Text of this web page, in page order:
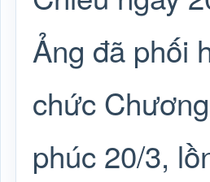
Ảng đã phối
chức
phúc 20/3,